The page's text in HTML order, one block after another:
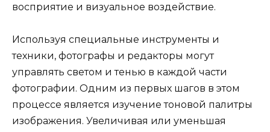
восприятие и визуальное воздействие.
Используя специальные инструменты и
техники, фотографы и редакторы могут
управлять светом и тенью в каждой части
фотографии. Одним из первых шагов в этом
процессе является изучение тоновой палитры
изображения. Увеличивая или уменьшая